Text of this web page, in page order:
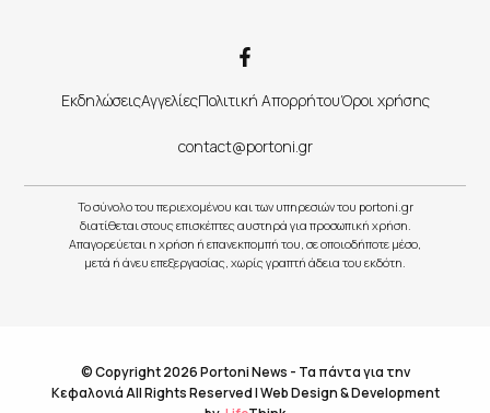
ΕκδηλώσειςΑγγελίεςΠολιτική ΑπορρήτουΌροι χρήσης
contact@portoni.gr
Το σύνολο του περιεχομένου και των υπηρεσιών του portoni.gr
διατίθεται στους επισκέπτες αυστηρά για προσωπική χρήση.
Απαγορεύεται η χρήση ή επανεκπομπή του, σε οποιοδήποτε μέσο,
μετά ή άνευ επεξεργασίας, χωρίς γραπτή άδεια του εκδότη.
© Copyright 2026 Portoni News - Τα πάντα για την
Κεφαλονιά All Rights Reserved |Web Design & Development